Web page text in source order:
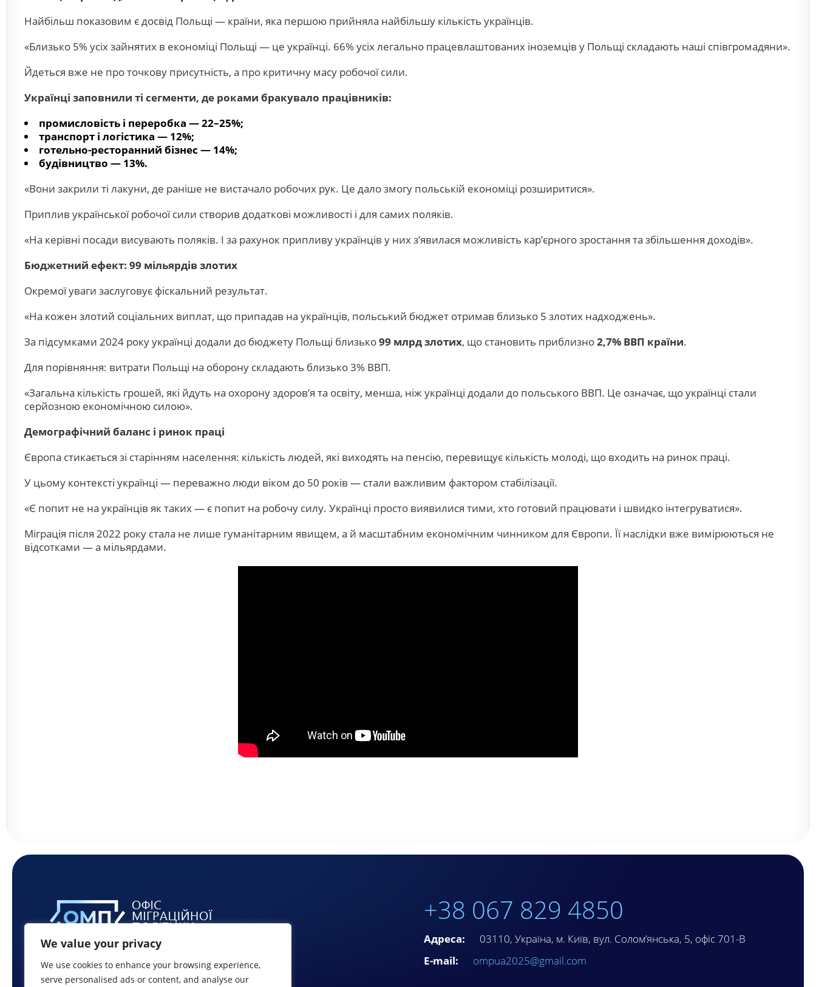
We value your privacy
We use cookies to enhance your browsing experience,
serve personalised ads or content, and analyse our
Найбільш показовим є досвід Польщі — країни, яка першою прийняла найбільшу кількість українців.
«Близько 5% усіх зайнятих в економіці Польщі — це українці. 66% усіх легально працевлаштованих іноземців у Польщі складають наші співгромадяни».
Йдеться вже не про точкову присутність, а про критичну масу робочої сили.
Українці заповнили ті сегменти, де роками бракувало працівників:
промисловість і переробка — 22–25%;
транспорт і логістика — 12%;
готельно-ресторанний бізнес — 14%;
будівництво — 13%.
«Вони закрили ті лакуни, де раніше не вистачало робочих рук. Це дало змогу польській економіці розширитися».
Приплив української робочої сили створив додаткові можливості і для самих поляків.
«На керівні посади висувають поляків. І за рахунок припливу українців у них з’явилася можливість кар’єрного зростання та збільшення доходів».
Бюджетний ефект: 99 мільярдів злотих
Окремої уваги заслуговує фіскальний результат.
«На кожен злотий соціальних виплат, що припадав на українців, польський бюджет отримав близько 5 злотих надходжень».
За підсумками 2024 року українці додали до бюджету Польщі близько99 млрд злотих, що становить приблизно2,7% ВВП країни.
Для порівняння: витрати Польщі на оборону складають близько 3% ВВП.
«Загальна кількість грошей, які йдуть на охорону здоров’я та освіту, менша, ніж українці додали до польського ВВП. Це означає, що українці стали
серйозною економічною силою».
Демографічний баланс і ринок праці
Європа стикається зі старінням населення: кількість людей, які виходять на пенсію, перевищує кількість молоді, що входить на ринок праці.
У цьому контексті українці — переважно люди віком до 50 років — стали важливим фактором стабілізації.
«Є попит не на українців як таких — є попит на робочу силу. Українці просто виявилися тими, хто готовий працювати і швидко інтегруватися».
Міграція після 2022 року стала не лише гуманітарним явищем, а й масштабним економічним чинником для Європи. Її наслідки вже вимірюються не
відсотками — а мільярдами.
+38 067 829 4850
Адреса:
03110, Україна, м. Київ, вул. Солом’янська, 5, офіс 701-В
E-mail:
ompua2025@gmail.com